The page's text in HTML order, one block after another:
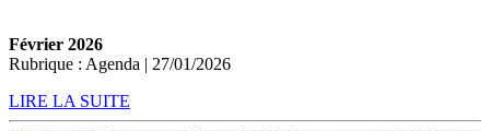
Février 2026
Rubrique : Agenda | 27/01/2026
LIRE LA SUITE